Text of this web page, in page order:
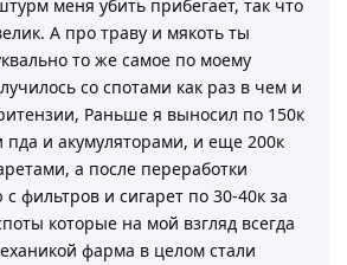
меня убить прибегает, так что
А про траву и мякоть ты
то же самое по моему
со спотами как раз в чем и
Раньше я выносил по 150к
пда и акумуляторами, и еще 200к
а после переработки
фильтров и сигарет по 30-40к за
которые на мой взгляд всегда
фарма в целом стали